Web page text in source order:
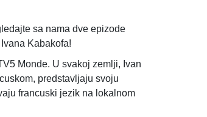
sa nama dve epizode
Kabakofa!
Monde. U svakoj zemlji, Ivan
predstavljaju svoju
francuski jezik na lokalnom